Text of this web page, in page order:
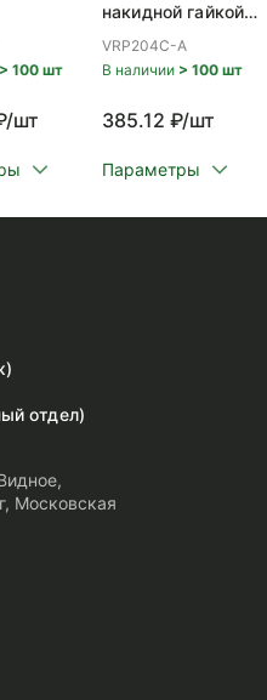
> 100 шт
шт
накидной гайкой
VRP204C-A
В наличии > 100 шт
385.12 ₽/шт
Параметры
отдел)
Московская